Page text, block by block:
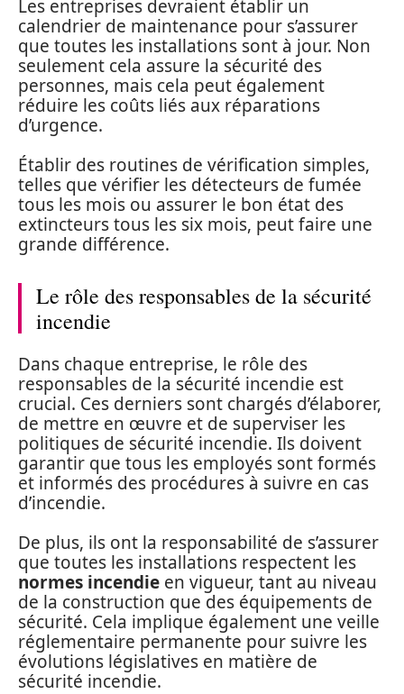
Les entreprises devraient établir un
calendrier de maintenance pour s’assurer
que toutes les installations sont à jour. Non
seulement cela assure la sécurité des
personnes, mais cela peut également
réduire les coûts liés aux réparations
d’urgence.
Établir des routines de vérification simples,
telles que vérifier les détecteurs de fumée
tous les mois ou assurer le bon état des
extincteurs tous les six mois, peut faire une
grande différence.
Le rôle des responsables de la sécurité
incendie
Dans chaque entreprise, le rôle des
responsables de la sécurité incendie est
crucial. Ces derniers sont chargés d’élaborer,
de mettre en œuvre et de superviser les
politiques de sécurité incendie. Ils doivent
garantir que tous les employés sont formés
et informés des procédures à suivre en cas
d’incendie.
De plus, ils ont la responsabilité de s’assurer
que toutes les installations respectent les
normes incendie en vigueur, tant au niveau
de la construction que des équipements de
sécurité. Cela implique également une veille
réglementaire permanente pour suivre les
évolutions législatives en matière de
sécurité incendie.